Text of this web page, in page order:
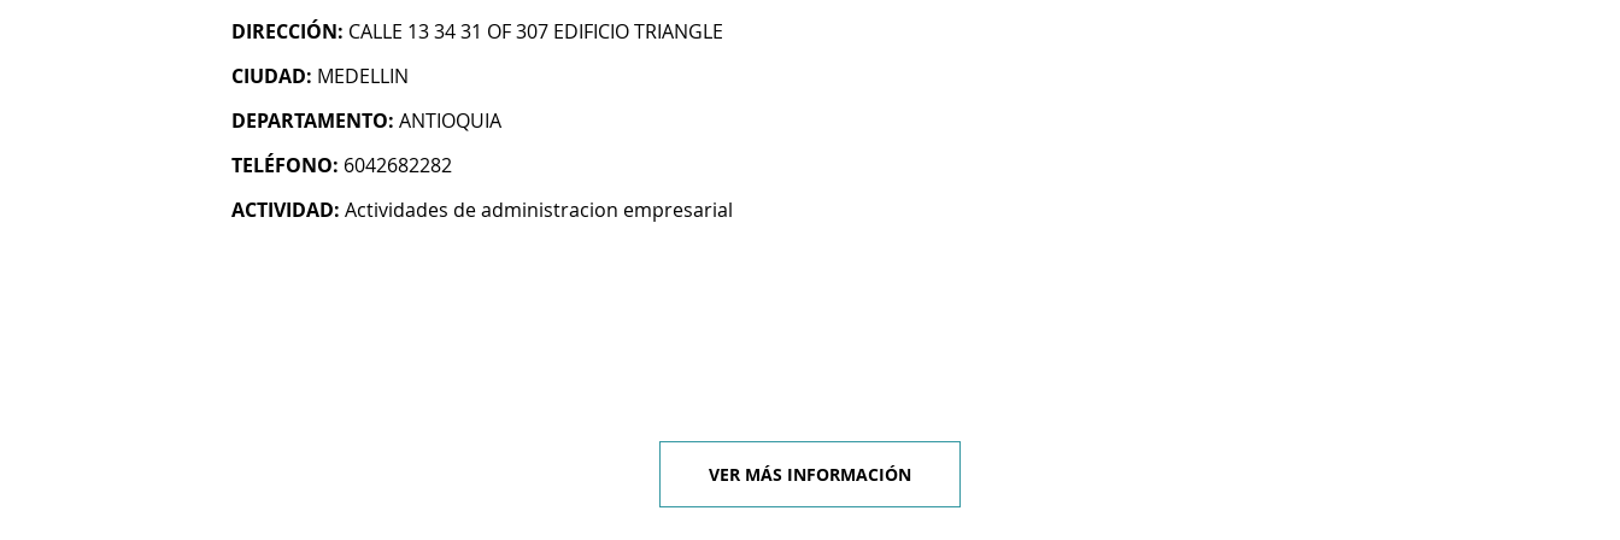
DIRECCIÓN: CALLE 13 34 31 OF 307 EDIFICIO TRIANGLE
CIUDAD: MEDELLIN
DEPARTAMENTO: ANTIOQUIA
TELÉFONO: 6042682282
ACTIVIDAD: Actividades de administracion empresarial
VER MÁS INFORMACIÓN